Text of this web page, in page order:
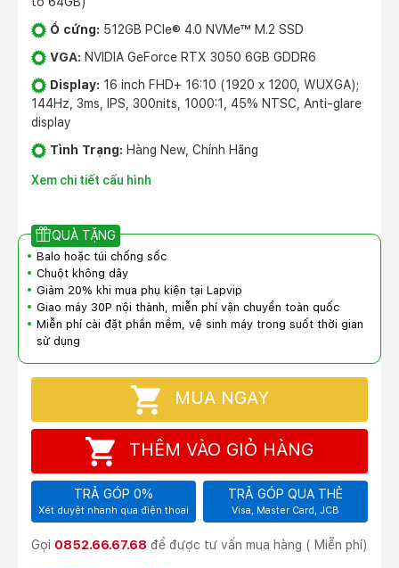
Ổ cứng: 512GB PCIe® 4.0 NVMe™ M.2 SSD
VGA: NVIDIA GeForce RTX 3050 6GB GDDR6
Display: 16 inch FHD+ 16:10 (1920 x 1200, WUXGA);
144Hz, 3ms, IPS, 300nits, 1000:1, 45% NTSC, Anti-glare
display
Tình Trạng: Hàng New, Chính Hãng
Xem chi tiết cấu hình
QUÀ TẶNG
Balo hoặc túi chống sốc
Chuột không dây
Giảm 20% khi mua phụ kiện tại Lapvip
Giao máy 30P nội thành, miễn phí vận chuyển toàn quốc
Miễn phí cài đặt phần mềm, vệ sinh máy trong suốt thời gian
sử dụng
MUA NGAY
THÊM VÀO GIỎ HÀNG
TRẢ GÓP 0%
Xét duyệt nhanh qua điện thoại
TRẢ GÓP QUA THẺ
Visa, Master Card, JCB
Gọi 0852.66.67.68 để được tư vấn mua hàng ( Miễn phí)